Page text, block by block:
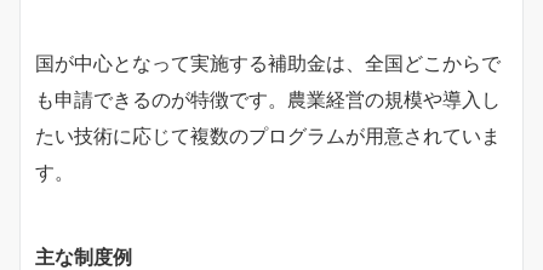
国が中心となって実施する補助金は、全国どこからで
も申請できるのが特徴です。農業経営の規模や導入し
たい技術に応じて複数のプログラムが用意されていま
す。
主な制度例